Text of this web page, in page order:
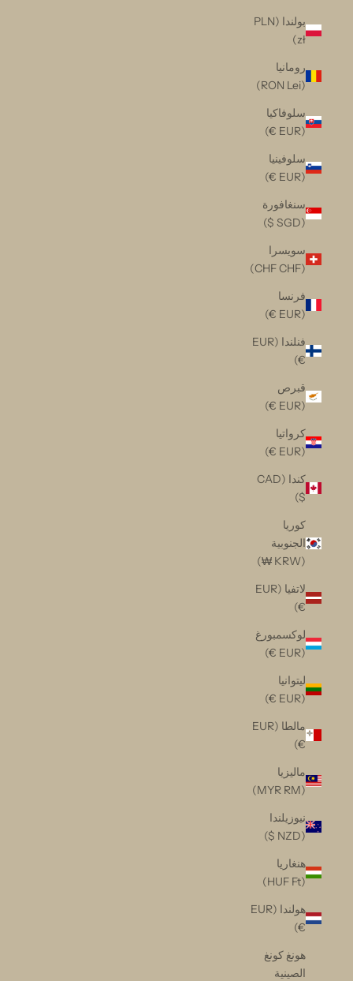
بولندا (PLN
zł)
رومانيا
(RON Lei)
سلوفاكيا
(EUR €)
سلوفينيا
(EUR €)
سنغافورة
(SGD $)
سويسرا
(CHF CHF)
فرنسا
(EUR €)
فنلندا (EUR
€)
قبرص
(EUR €)
كرواتيا
(EUR €)
كندا (CAD
$)
كوريا
الجنوبية
(KRW ₩)
لاتفيا (EUR
€)
لوكسمبورغ
(EUR €)
ليتوانيا
(EUR €)
مالطا (EUR
€)
ماليزيا
(MYR RM)
نيوزيلندا
(NZD $)
هنغاريا
(HUF Ft)
هولندا (EUR
€)
هونغ كونغ
الصينية